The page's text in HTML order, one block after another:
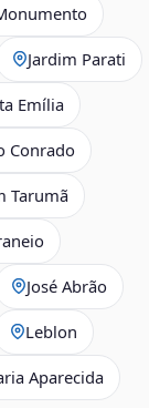
Jardim Parati
Emília
Conrado
Tarumã
José Abrão
Leblon
Aparecida